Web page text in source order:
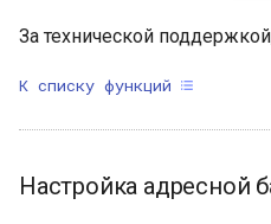
За технической
К списку функций
Настройка адресной